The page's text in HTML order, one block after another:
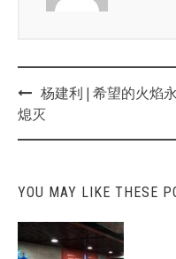
Post
navigation
杨建利 | 希望的火焰
熄灭
YOU MAY LIKE THESE